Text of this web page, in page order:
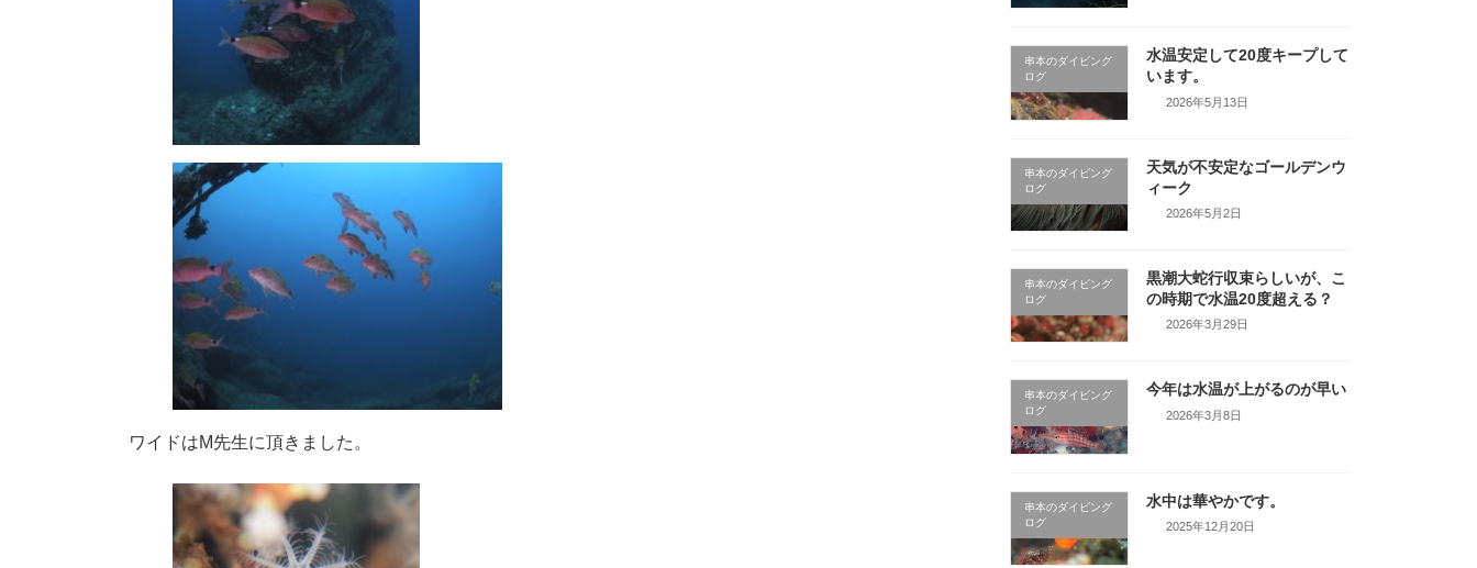
ワイドはM先生に頂きました。
串本のダイビング
ログ
水温安定して20度キープして
います。
2026年5月13日
串本のダイビング
ログ
天気が不安定なゴールデンウ
ィーク
2026年5月2日
串本のダイビング
ログ
黒潮大蛇行収束らしいが、こ
の時期で水温20度超える？
2026年3月29日
串本のダイビング
ログ
今年は水温が上がるのが早い
2026年3月8日
串本のダイビング
ログ
水中は華やかです。
2025年12月20日